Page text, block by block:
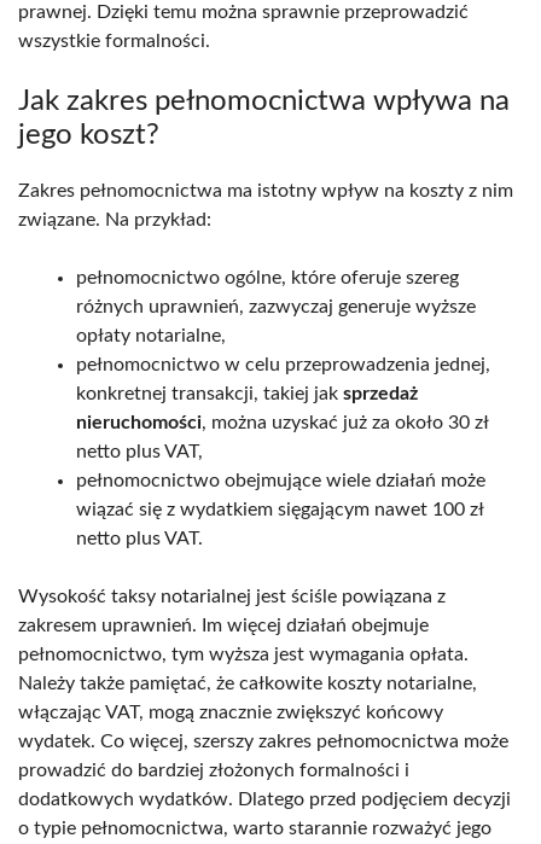
prawnej. Dzięki temu można sprawnie przeprowadzić
wszystkie formalności.
Jak zakres pełnomocnictwa wpływa na
jego koszt?
Zakres pełnomocnictwa ma istotny wpływ na koszty z nim
związane. Na przykład:
pełnomocnictwo ogólne, które oferuje szereg
różnych uprawnień, zazwyczaj generuje wyższe
opłaty notarialne,
pełnomocnictwo w celu przeprowadzenia jednej,
konkretnej transakcji, takiej jak sprzedaż
nieruchomości, można uzyskać już za około 30 zł
netto plus VAT,
pełnomocnictwo obejmujące wiele działań może
wiązać się z wydatkiem sięgającym nawet 100 zł
netto plus VAT.
Wysokość taksy notarialnej jest ściśle powiązana z
zakresem uprawnień. Im więcej działań obejmuje
pełnomocnictwo, tym wyższa jest wymagania opłata.
Należy także pamiętać, że całkowite koszty notarialne,
włączając VAT, mogą znacznie zwiększyć końcowy
wydatek. Co więcej, szerszy zakres pełnomocnictwa może
prowadzić do bardziej złożonych formalności i
dodatkowych wydatków. Dlatego przed podjęciem decyzji
o typie pełnomocnictwa, warto starannie rozważyć jego